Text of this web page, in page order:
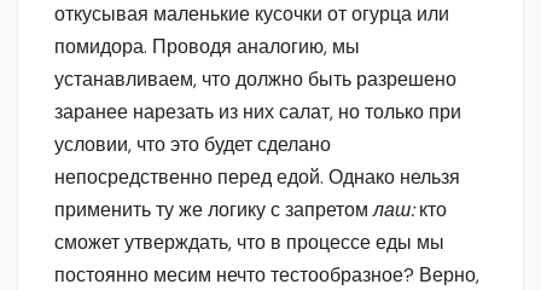
откусывая маленькие кусочки от огурца или
помидора. Проводя аналогию, мы
устанавливаем, что должно быть разрешено
заранее нарезать из них салат, но только при
условии, что это будет сделано
непосредственно перед едой. Однако нельзя
применить ту же логику с запретомлаш:кто
сможет утверждать, что в процессе еды мы
постоянно месим нечто тестообразное? Верно,